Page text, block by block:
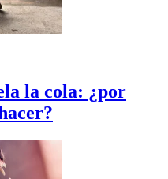
la cola: ¿por